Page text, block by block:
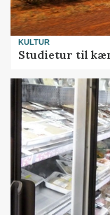
KULTUR
Studietur til